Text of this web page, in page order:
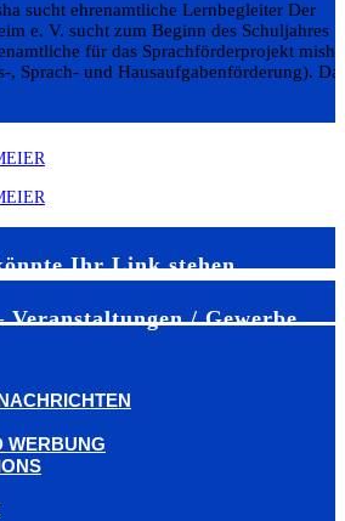
sucht ehrenamtliche Lernbegleiter Der
e. V. sucht zum Beginn des Schuljahres
für das Sprachförderprojekt misha
Sprach- und Hausaufgabenförderung).
Ihr Link stehen
Veranstaltungen / Gewerbe
WERBUNG